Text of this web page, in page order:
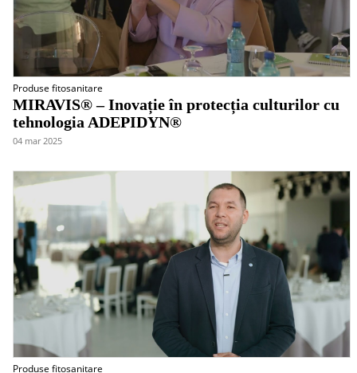
Produse fitosanitare
MIRAVIS® – Inovație în protecția culturilor cu
tehnologia ADEPIDYN®
04 mar 2025
Produse fitosanitare